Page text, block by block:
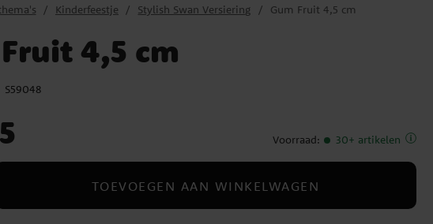
Kinderfeestje Stylish Swan Versiering Gum Fruit 4,5 cm
4,5 cm
S59048
Voorraad: 30+ artikelen
TOEVOEGEN AAN WINKELWAGEN